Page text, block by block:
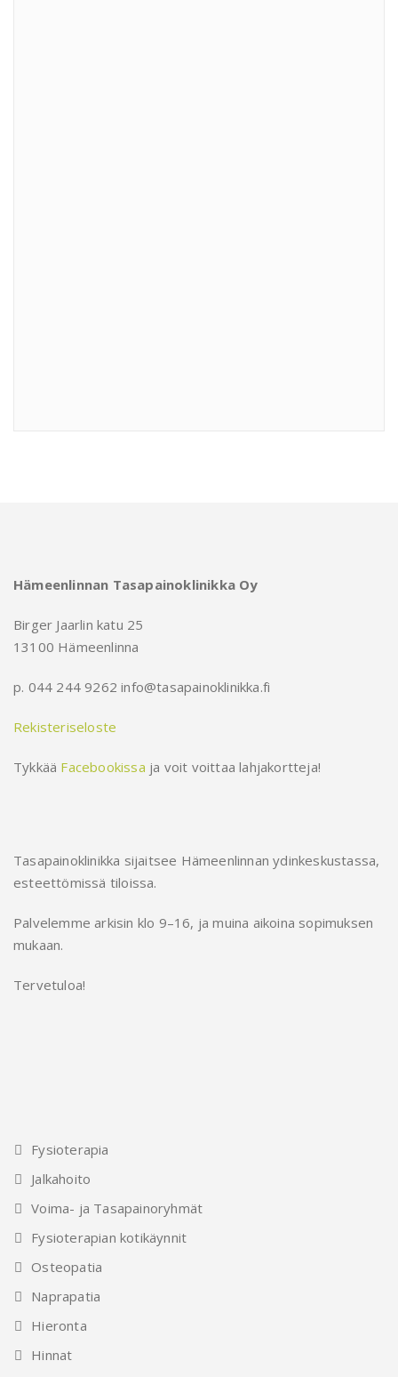
Hämeenlinnan Tasapainoklinikka Oy
Birger Jaarlin katu 25
13100 Hämeenlinna
p. 044 244 9262 info@tasapainoklinikka.fi
Rekisteriseloste
Tykkää Facebookissa ja voit voittaa lahjakortteja!
Tasapainoklinikka sijaitsee Hämeenlinnan ydinkeskustassa,
esteettömissä tiloissa.
Palvelemme arkisin klo 9–16, ja muina aikoina sopimuksen
mukaan.
Tervetuloa!
Fysioterapia
Jalkahoito
Voima- ja Tasapainoryhmät
Fysioterapian kotikäynnit
Osteopatia
Naprapatia
Hieronta
Hinnat